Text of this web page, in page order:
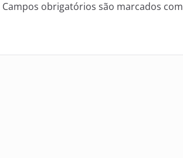
Campos obrigatórios são marcados com